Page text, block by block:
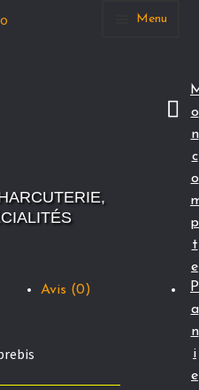
Menu
Avis (0)
o
n
c
o
p
t
e
P
a
n
i
e